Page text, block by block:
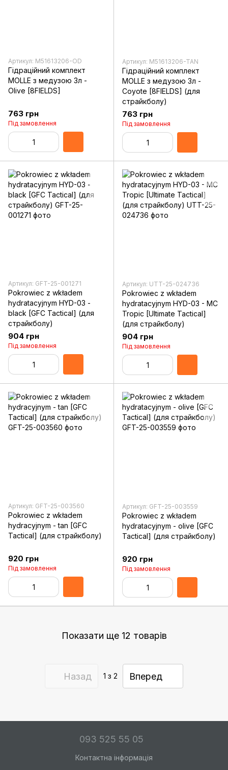
Артикул: M51613206-OD
Гідраційний комплект
MOLLE з медузою 3л -
Olive [8FIELDS]
763 грн
Під замовлення
Артикул: M51613206-TAN
Гідраційний комплект
MOLLE з медузою 3л -
Coyote [8FIELDS] (для
страйкболу)
763 грн
Під замовлення
Артикул: GFT-25-001271
Pokrowiec z wkładem
hydratacyjnym HYD-03 -
black [GFC Tactical] (для
страйкболу)
904 грн
Під замовлення
Артикул: UTT-25-024736
Pokrowiec z wkładem
hydratacyjnym HYD-03 - MC
Tropic [Ultimate Tactical]
(для страйкболу)
904 грн
Під замовлення
Артикул: GFT-25-003560
Pokrowiec z wkładem
hydracyjnym - tan [GFC
Tactical] (для страйкболу)
920 грн
Під замовлення
Артикул: GFT-25-003559
Pokrowiec z wkładem
hydratacyjnym - olive [GFC
Tactical] (для страйкболу)
920 грн
Під замовлення
Показати ще 12 товарів
Назад 1 з 2 Вперед
093 525 55 05
Контактна інформація